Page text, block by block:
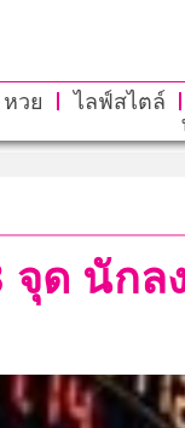
หวย ไลฟ์สไตล์
ด นักล